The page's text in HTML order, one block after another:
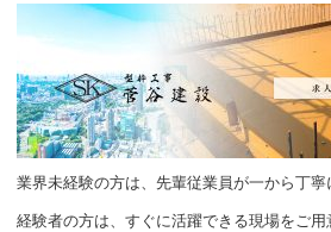
業界未経験の方は、先輩従業員が一から丁寧
経験者の方は、すぐに活躍できる現場をご用